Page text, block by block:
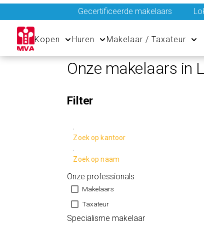
Gecertificeerde makelaars
Kopen Huren Makelaar / Taxateur
Onze makelaars in
Filter
Zoek op kantoor
Zoek op naam
Onze professionals
Makelaars
Taxateur
Specialisme makelaar